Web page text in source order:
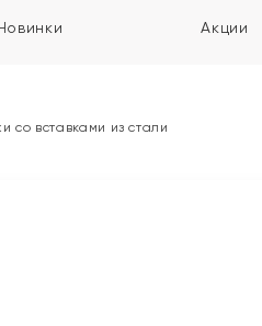
Акции
со вставками из стали